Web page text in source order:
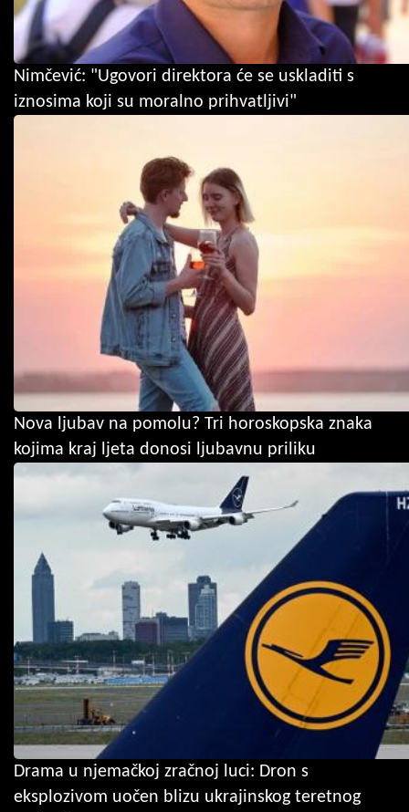
Nimčević: "Ugovori direktora će se uskladiti s
iznosima koji su moralno prihvatljivi"
Nova ljubav na pomolu? Tri horoskopska znaka
kojima kraj ljeta donosi ljubavnu priliku
Drama u njemačkoj zračnoj luci: Dron s
eksplozivom uočen blizu ukrajinskog teretnog